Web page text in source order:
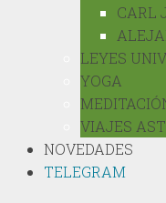
CARL
LEYES
YOGA
VIAJES
NOVEDADES
TELEGRAM